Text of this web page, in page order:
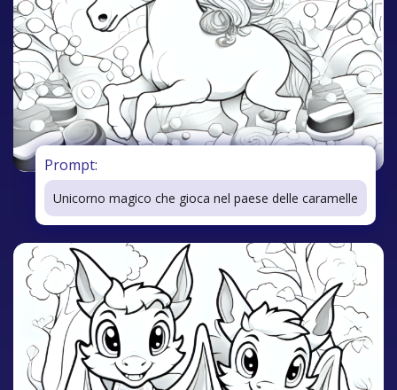
Prompt:
Unicorno magico che gioca nel paese delle caramelle